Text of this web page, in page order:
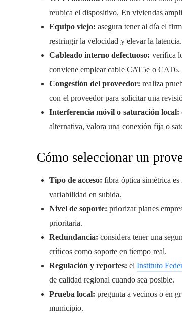
reubica el dispositivo. En viviendas
Equipo viejo: asegura tener al día el
restringir la velocidad y elevar la latencia.
Cableado interno defectuoso: verifica
conviene emplear cable CAT5e o CAT6.
Congestión del proveedor: realiza
con el proveedor para solicitar una
Interferencia móvil o saturación local:
alternativa, valora una conexión fija o
Cómo seleccionar un
Tipo de acceso: fibra óptica simétrica
variabilidad en subida.
Nivel de soporte: priorizar planes
prioritaria.
Redundancia: considera tener una
críticos como soporte en tiempo real.
Regulación y reportes: el Instituto
de calidad regional cuando sea posible.
Prueba local: pregunta a vecinos o en
municipio.